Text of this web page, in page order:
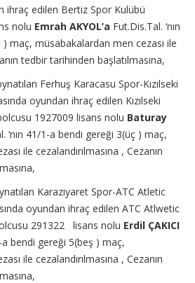
ihraç edilen Bertiz Spor Kulübü
nolu Emrah AKYOL’a Fut.Dis.Tal. ‘nın
maç, müsabakalardan men cezası ile
tedbir tarihinden başlatılmasına,
Ferhuş Karacasu Spor-Kızılseki
oyundan ihraç edilen Kızılseki
1927009 lisans nolu Baturay
‘nın 41/1-a bendi gereği 3(üç ) maç,
ile cezalandırılmasına , Cezanın
Karaziyaret Spor-ATC Atletic
oyundan ihraç edilen ATC Atlwetic
291322 lisans nolu Erdil ÇAKICI
a bendi gereği 5(beş ) maç,
ile cezalandırılmasına , Cezanın